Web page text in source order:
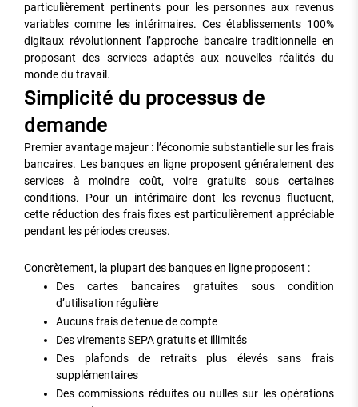
particulièrement pertinents pour les personnes aux revenus
variables comme les intérimaires. Ces établissements 100%
digitaux révolutionnent l’approche bancaire traditionnelle en
proposant des services adaptés aux nouvelles réalités du
monde du travail.
Simplicité du processus de
demande
Premier avantage majeur : l’économie substantielle sur les frais
bancaires. Les banques en ligne proposent généralement des
services à moindre coût, voire gratuits sous certaines
conditions. Pour un intérimaire dont les revenus fluctuent,
cette réduction des frais fixes est particulièrement appréciable
pendant les périodes creuses.
Concrètement, la plupart des banques en ligne proposent :
Des cartes bancaires gratuites sous condition
d’utilisation régulière
Aucuns frais de tenue de compte
Des virements SEPA gratuits et illimités
Des plafonds de retraits plus élevés sans frais
supplémentaires
Des commissions réduites ou nulles sur les opérations